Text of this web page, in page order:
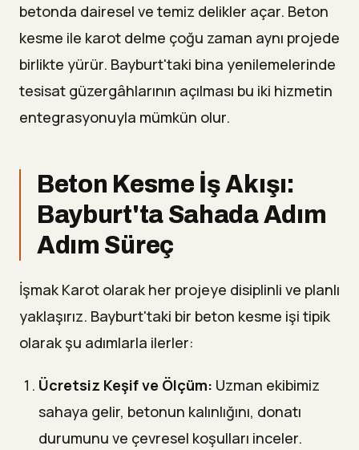
betonda dairesel ve temiz delikler açar. Beton
kesme ile karot delme çoğu zaman aynı projede
birlikte yürür. Bayburt'taki bina yenilemelerinde
tesisat güzergâhlarının açılması bu iki hizmetin
entegrasyonuyla mümkün olur.
Beton Kesme İş Akışı:
Bayburt'ta Sahada Adım
Adım Süreç
İşmak Karot olarak her projeye disiplinli ve planlı
yaklaşırız. Bayburt'taki bir beton kesme işi tipik
olarak şu adımlarla ilerler:
Ücretsiz Keşif ve Ölçüm: Uzman ekibimiz
sahaya gelir, betonun kalınlığını, donatı
durumunu ve çevresel koşulları inceler.